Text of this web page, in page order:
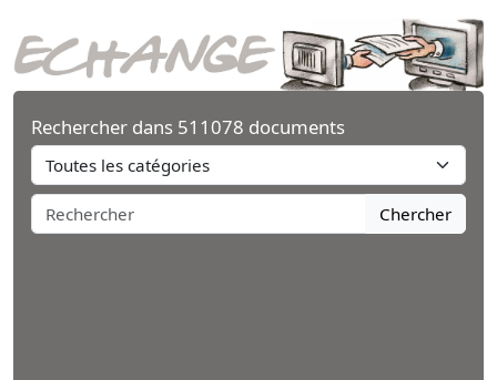
Rechercher dans 511078 documents
Chercher